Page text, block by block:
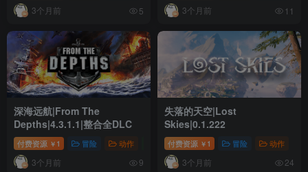
3个月前 5 3个月前 11
深海远航|From The
Depths|4.3.1.1|整合全DLC
付费资源 ￥ 1 冒险 动作 模拟
3个月前 9
失落的天空|Lost
Skies|0.1.222
付费资源 ￥ 1 冒险 动作
3个月前 24